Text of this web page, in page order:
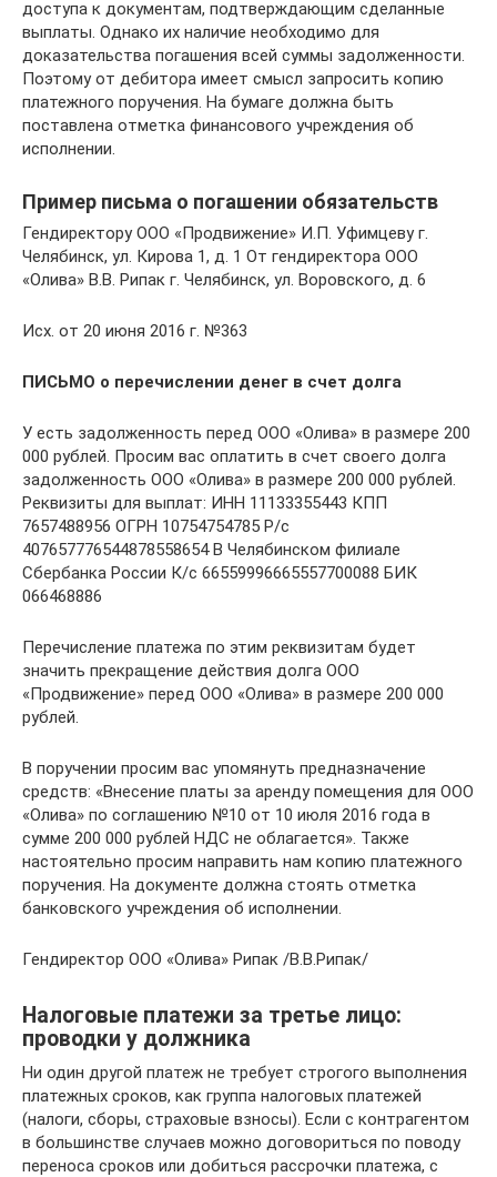
доступа к документам, подтверждающим сделанные
выплаты. Однако их наличие необходимо для
доказательства погашения всей суммы задолженности.
Поэтому от дебитора имеет смысл запросить копию
платежного поручения. На бумаге должна быть
поставлена отметка финансового учреждения об
исполнении.
Пример письма о погашении обязательств
Гендиректору ООО «Продвижение» И.П. Уфимцеву г.
Челябинск, ул. Кирова 1, д. 1 От гендиректора ООО
«Олива» В.В. Рипак г. Челябинск, ул. Воровского, д. 6
Исх. от 20 июня 2016 г. №363
ПИСЬМО о перечислении денег в счет долга
У есть задолженность перед ООО «Олива» в размере 200
000 рублей. Просим вас оплатить в счет своего долга
задолженность ООО «Олива» в размере 200 000 рублей.
Реквизиты для выплат: ИНН 11133355443 КПП
7657488956 ОГРН 10754754785 Р/с
407657776544878558654 В Челябинском филиале
Сбербанка России К/с 66559996665557700088 БИК
066468886
Перечисление платежа по этим реквизитам будет
значить прекращение действия долга ООО
«Продвижение» перед ООО «Олива» в размере 200 000
рублей.
В поручении просим вас упомянуть предназначение
средств: «Внесение платы за аренду помещения для ООО
«Олива» по соглашению №10 от 10 июля 2016 года в
сумме 200 000 рублей НДС не облагается». Также
настоятельно просим направить нам копию платежного
поручения. На документе должна стоять отметка
банковского учреждения об исполнении.
Гендиректор ООО «Олива» Рипак /В.В.Рипак/
Налоговые платежи за третье лицо:
проводки у должника
Ни один другой платеж не требует строгого выполнения
платежных сроков, как группа налоговых платежей
(налоги, сборы, страховые взносы). Если с контрагентом
в большинстве случаев можно договориться по поводу
переноса сроков или добиться рассрочки платежа, с